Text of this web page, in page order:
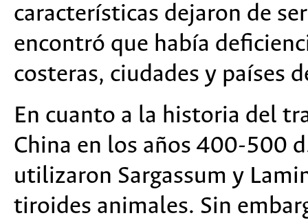
características dejaron de
encontró que había
costeras, ciudades y países
En cuanto a la historia del
China en los años 400-500
utilizaron Sargassum y
tiroides animales. Sin